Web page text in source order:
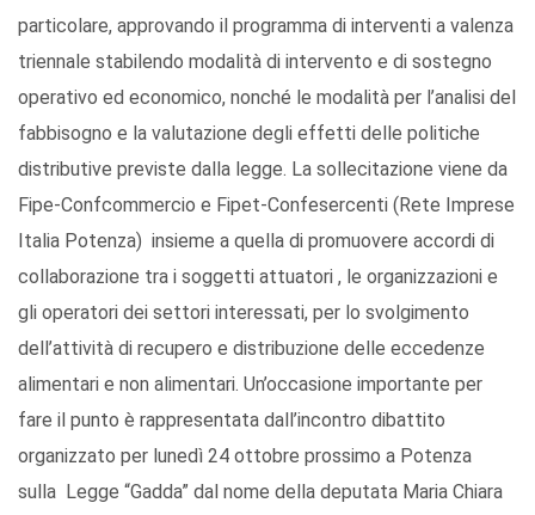
particolare, approvando il programma di interventi a valenza
triennale stabilendo modalità di intervento e di sostegno
operativo ed economico, nonché le modalità per l’analisi del
fabbisogno e la valutazione degli effetti delle politiche
distributive previste dalla legge. La sollecitazione viene da
Fipe-Confcommercio e Fipet-Confesercenti (Rete Imprese
Italia Potenza) insieme a quella di promuovere accordi di
collaborazione tra i soggetti attuatori , le organizzazioni e
gli operatori dei settori interessati, per lo svolgimento
dell’attività di recupero e distribuzione delle eccedenze
alimentari e non alimentari. Un’occasione importante per
fare il punto è rappresentata dall’incontro dibattito
organizzato per lunedì 24 ottobre prossimo a Potenza
sulla Legge “Gadda” dal nome della deputata Maria Chiara